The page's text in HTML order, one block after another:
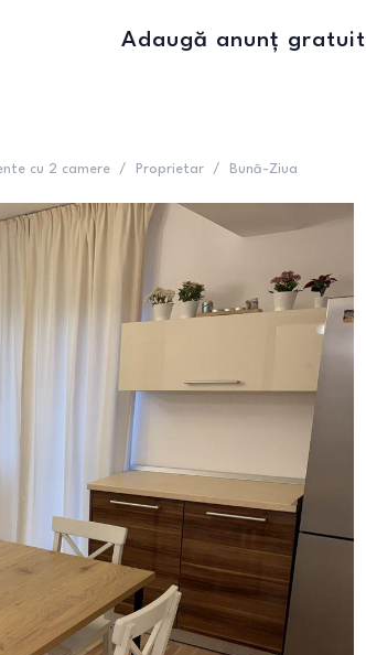
Adaugă anunț gratuit
cu 2 camere / Proprietar / Bună-Ziua